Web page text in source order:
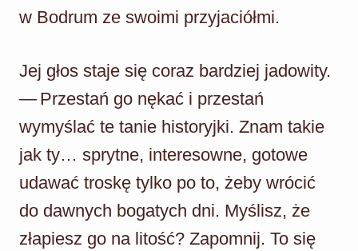
w Bodrum ze swoimi przyjaciółmi.
Jej głos staje się coraz bardziej jadowity.
— Przestań go nękać i przestań
wymyślać te tanie historyjki. Znam takie
jak ty… sprytne, interesowne, gotowe
udawać troskę tylko po to, żeby wrócić
do dawnych bogatych dni. Myślisz, że
złapiesz go na litość? Zapomnij. To się